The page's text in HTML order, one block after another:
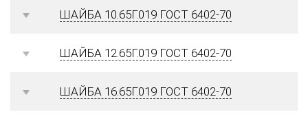
ШАЙБА 10.65Г.019 ГОСТ 6402-70
ШАЙБА 12.65Г.019 ГОСТ 6402-70
ШАЙБА 16.65Г.019 ГОСТ 6402-70